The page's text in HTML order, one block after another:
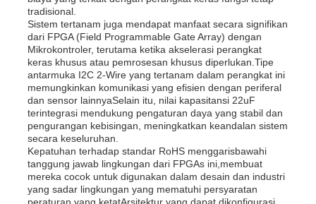
tradisional.
Sistem tertanam juga mendapat manfaat secara signifikan
dari FPGA (Field Programmable Gate Array) dengan
Mikrokontroler, terutama ketika akselerasi perangkat
keras khusus atau pemrosesan khusus diperlukan.Tipe
antarmuka I2C 2-Wire yang tertanam dalam perangkat ini
memungkinkan komunikasi yang efisien dengan periferal
dan sensor lainnyaSelain itu, nilai kapasitansi 22uF
terintegrasi mendukung pengaturan daya yang stabil dan
pengurangan kebisingan, meningkatkan keandalan sistem
secara keseluruhan.
Kepatuhan terhadap standar RoHS menggarisbawahi
tanggung jawab lingkungan dari FPGAs ini,membuat
mereka cocok untuk digunakan dalam desain dan industri
yang sadar lingkungan yang mematuhi persyaratan
peraturan yang ketatArsitektur yang dapat dikonfigurasi